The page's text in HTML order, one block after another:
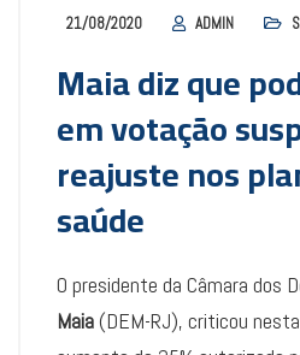
21/08/2020 ADMIN
Maia diz que
em votação
reajuste nos
saúde
O presidente da Câmara dos
Maia (DEM-RJ), criticou